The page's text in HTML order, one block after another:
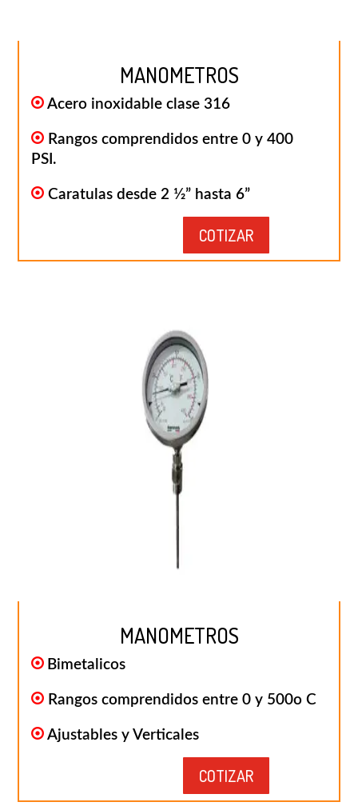
MANOMETROS
Acero inoxidable clase 316
Rangos comprendidos entre 0 y 400
PSI.
Caratulas desde 2 1⁄2” hasta 6”
COTIZAR
MANOMETROS
Bimetalicos
Rangos comprendidos entre 0 y 500o C
Ajustables y Verticales
COTIZAR